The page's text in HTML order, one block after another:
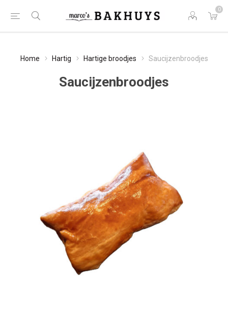
0
Home Hartig Hartige broodjes Saucijzenbroodjes
Saucijzenbroodjes